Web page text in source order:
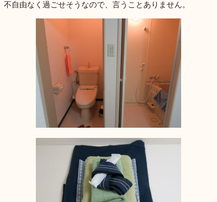
不自由なく過ごせそうなので、言うことありません。